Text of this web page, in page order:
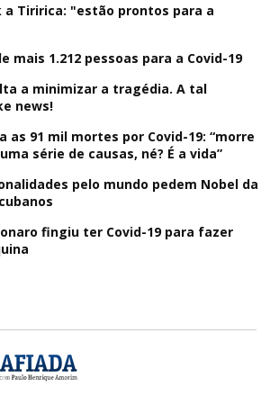
a Tiririca: "estão prontos para a
mais 1.212 pessoas para a Covid-19
a minimizar a tragédia. A tal
news!
as 91 mil mortes por Covid-19: “morre
série de causas, né? É a vida”
pelo mundo pedem Nobel da
fingiu ter Covid-19 para fazer